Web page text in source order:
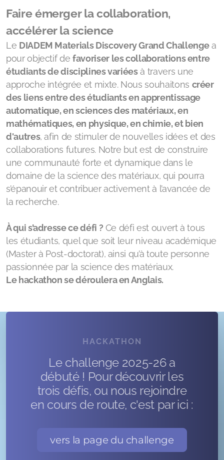
Faire émerger la collaboration,
accélérer la science
Le DIADEM Materials Discovery Grand Challengea
pour objectif defavoriser les collaborations entre
étudiants de disciplines variéesà travers une
approche intégrée et mixte. Nous souhaitons créer
des liens entre des étudiants en apprentissage
automatique, en sciences des matériaux, en
mathématiques, en physique, en chimie, et bien
d'autres, afin de stimuler de nouvelles idées et des
collaborations futures. Notre but est de construire
une communauté forte et dynamique dans le
domaine de la science des matériaux, qui pourra
s’épanouir et contribuer activement à l’avancée de
la recherche.
À qui s’adresse ce défi ? Ce défi est ouvert à tous
les étudiants, quel que soit leur niveau académique
(Master à Post-doctorat), ainsi qu’à toute personne
passionnée par la science des matériaux.
Le hackathon se déroulera en Anglais.
HACKATHON
Le challenge 2025-26 a
débuté ! Pour découvrir les
trois défis, ou nous rejoindre
en cours de route, c'est par ici :
vers la page du challenge
Bourses de Master 2026/27
Les formations
Journée de sensibilisation IA
Avis et impressions
Projets financés